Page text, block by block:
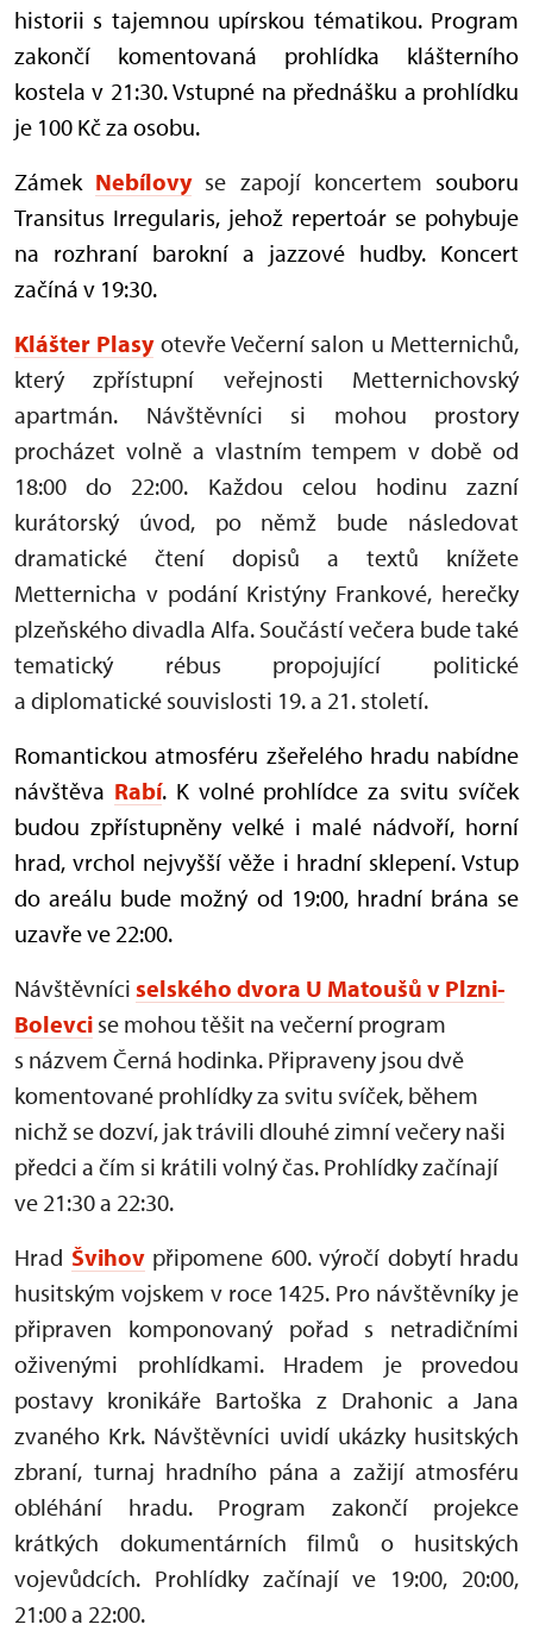
historii s tajemnou upírskou tématikou. Program
zakončí komentovaná prohlídka klášterního
kostela v 21:30. Vstupné na přednášku a prohlídku
je 100 Kč za osobu.
Zámek Nebílovy se zapojí koncertem souboru
Transitus Irregularis, jehož repertoár se pohybuje
na rozhraní barokní a jazzové hudby. Koncert
začíná v 19:30.
Klášter Plasyotevře Večerní salon u Metternichů,
který zpřístupní veřejnosti Metternichovský
apartmán. Návštěvníci si mohou prostory
procházet volně a vlastním tempem v době od
18:00 do 22:00. Každou celou hodinu zazní
kurátorský úvod, po němž bude následovat
dramatické čtení dopisů a textů knížete
Metternicha v podání Kristýny Frankové, herečky
plzeňského divadla Alfa. Součástí večera bude také
tematický rébus propojující politické
a diplomatické souvislosti 19. a 21. století.
Romantickou atmosféru zšeřelého hradu nabídne
návštěva Rabí. K volné prohlídce za svitu svíček
budou zpřístupněny velké i malé nádvoří, horní
hrad, vrchol nejvyšší věže i hradní sklepení. Vstup
do areálu bude možný od 19:00, hradní brána se
uzavře ve 22:00.
Návštěvníci selského dvora U Matoušů v Plzni-
Bolevci se mohou těšit na večerní program
s názvem Černá hodinka. Připraveny jsou dvě
komentované prohlídky za svitu svíček, během
nichž se dozví, jak trávili dlouhé zimní večery naši
předci a čím si krátili volný čas. Prohlídky začínají
ve 21:30 a 22:30.
Hrad Švihovpřipomene 600. výročí dobytí hradu
husitským vojskem v roce 1425. Pro návštěvníky je
připraven komponovaný pořad s netradičními
oživenými prohlídkami. Hradem je provedou
postavy kronikáře Bartoška z Drahonic a Jana
zvaného Krk. Návštěvníci uvidí ukázky husitských
zbraní, turnaj hradního pána a zažijí atmosféru
obléhání hradu. Program zakončí projekce
krátkých dokumentárních filmů o husitských
vojevůdcích. Prohlídky začínají ve 19:00, 20:00,
21:00 a 22:00.